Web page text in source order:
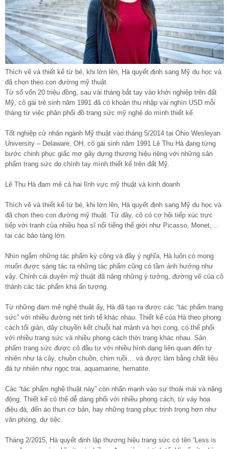
Thích vẽ và thiết kế từ bé, khi lớn lên, Hà quyết định sang Mỹ du học và
đã chọn theo con đường mỹ thuật.
Từ số vốn 20 triệu đồng, sau vài tháng bắt tay vào khởi nghiệp trên đất
Mỹ, cô gái trẻ sinh năm 1991 đã có khoản thu nhập vài nghìn USD mỗi
tháng từ việc phân phối đồ trang sức mỹ nghệ do mình thiết kế.
Tốt nghiệp cử nhân ngành Mỹ thuật vào tháng 5/2014 tại Ohio Wesleyan
University – Delaware, OH, cô gái sinh năm 1991 Lê Thu Hà đang từng
bước chinh phục giấc mơ gây dựng thương hiệu riêng với những sản
phẩm trang sức do chính tay mình thiết kế trên đất Mỹ.
Lê Thu Hà đam mê cả hai lĩnh vực mỹ thuật và kinh doanh
Thích vẽ và thiết kế từ bé, khi lớn lên, Hà quyết định sang Mỹ du học và
đã chọn theo con đường mỹ thuật. Từ đây, cô có cơ hội tiếp xúc trực
tiếp với tranh của nhiều họa sĩ nổi tiếng thế giới như Picasso, Monet,…
tại các bảo tàng lớn.
Nhìn ngắm những tác phẩm kỳ công và đầy ý nghĩa, Hà luôn có mong
muốn được sáng tác ra những tác phẩm cũng có tầm ảnh hưởng như
vậy. Chính cái duyên mỹ thuật đã nâng những ý tưởng, đường vẽ của cô
thành các tác phẩm khá ấn tượng.
Từ những đam mê nghệ thuật ấy, Hà đã tạo ra được các “tác phẩm trang
sức” với nhiều đường nét tinh tế khác nhau. Thiết kế của Hà theo phong
cách tối giản, dây chuyền kết chuỗi hạt mảnh và hơi cong, có thể phối
với nhiều trang sức và nhiều phong cách thời trang khác nhau. Sản
phẩm trang sức được cô đầu tư với nhiều hình dạng liên quan đến tự
nhiên như lá cây, chuồn chuồn, chim ruồi… và được làm bằng chất liệu
đá tự nhiên như ngọc trai, aquamarine, hematite.
Các “tác phẩm nghệ thuật này” còn nhấn mạnh vào sự thoải mái và năng
động. Thiết kế có thể dễ dàng phối với nhiều phong cách, từ váy hoa
điệu đà, đến áo thun cơ bản, hay những trang phục trịnh trọng hơn như
văn phòng, dự tiệc.
Tháng 2/2015, Hà quyết định lập thương hiệu trang sức có tên “Less is